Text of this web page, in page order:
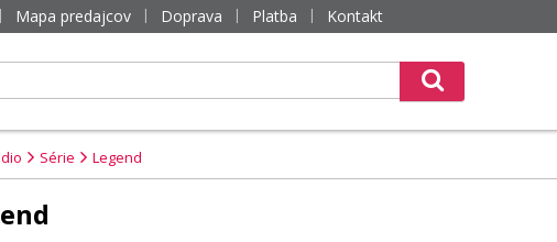
Mapa predajcov Doprava Platba Kontakt
Série Legend